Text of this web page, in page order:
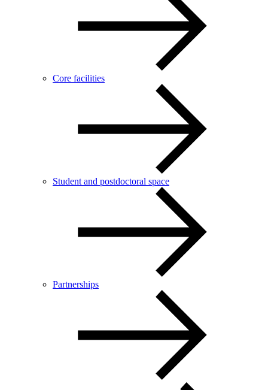
Core facilities
Student and postdoctoral space
Partnerships